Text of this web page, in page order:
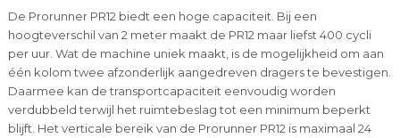
De Prorunner PR12 biedt een hoge capaciteit. Bij een
hoogteverschil van 2 meter maakt de PR12 maar liefst 400 cycli
per uur. Wat de machine uniek maakt, is de mogelijkheid om aan
één kolom twee afzonderlijk aangedreven dragers te bevestigen.
Daarmee kan de transportcapaciteit eenvoudig worden
verdubbeld terwijl het ruimtebeslag tot een minimum beperkt
blijft. Het verticale bereik van de Prorunner PR12 is maximaal 24